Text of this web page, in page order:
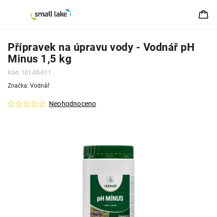
Přípravek na úpravu vody - Vodnář pH
Minus 1,5 kg
Kód: 101-00-011
Neohodnoceno
Značka: Vodnář